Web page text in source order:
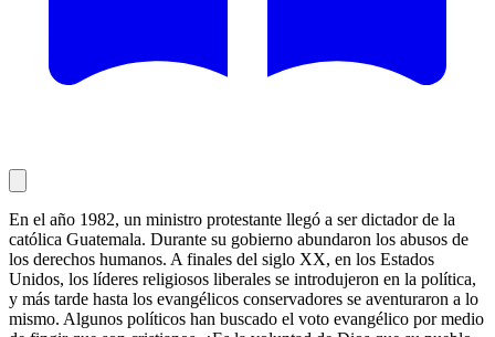
En el año 1982, un ministro protestante llegó a ser dictador de la
católica Guatemala. Durante su gobierno abundaron los abusos de
los derechos humanos. A finales del siglo XX, en los Estados
Unidos, los líderes religiosos liberales se introdujeron en la política,
y más tarde hasta los evangélicos conservadores se aventuraron a lo
mismo. Algunos políticos han buscado el voto evangélico por medio